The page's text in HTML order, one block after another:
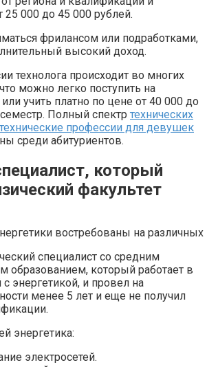
25 000 до 45 000 рублей.
фрилансом или подработками,
высокий доход.
технолога происходит во многих
можно легко поступить на
учить платно по цене от 40 000 до
Полный спектр технических
технические профессии для девушек
среди абитуриентов.
который
факультет
востребованы на различных
специалист со средним
образованием, который работает в
с энергетикой, и провел на
менее 5 лет и еще не получил
энергетика:
электросетей.